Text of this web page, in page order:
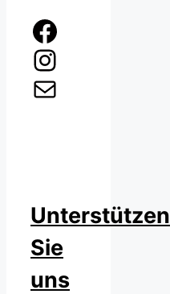
Facebook
Instagram
E-Mail
Unterstützen
Sie
uns